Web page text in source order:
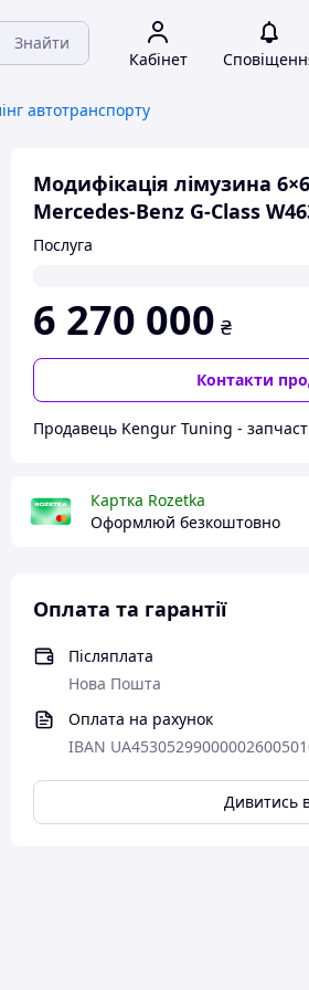
Знайти
Кабінет
автотранспорту
Модифікація лімузина
Mercedes-Benz G-Class
Послуга
6 270 000 ₴
Контакти
Картка Rozetka
Оформлюй безкоштовно
Оплата та гарантії
Післяплата
Нова Пошта
Оплата на рахунок
IBAN
Дивитись